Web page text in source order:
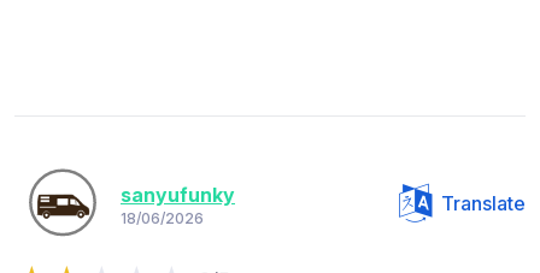
sanyufunky
18/06/2026
Translate